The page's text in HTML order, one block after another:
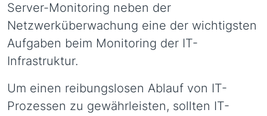
Server-Monitoring neben der
Netzwerküberwachung eine der wichtigsten
Aufgaben beim Monitoring der IT-
Infrastruktur.
Um einen reibungslosen Ablauf von IT-
Prozessen zu gewährleisten, sollten IT-